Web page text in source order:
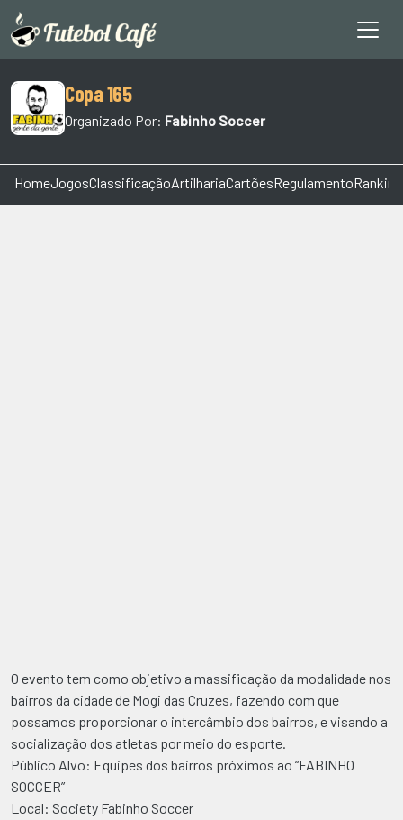
Copa 165
Organizado Por: Fabinho Soccer
HomeJogosClassificaçãoArtilhariaCartõesRegulamentoRanking
O evento tem como objetivo a massificação da modalidade nos
bairros da cidade de Mogi das Cruzes, fazendo com que
possamos proporcionar o intercâmbio dos bairros, e visando a
socialização dos atletas por meio do esporte.
Público Alvo: Equipes dos bairros próximos ao “FABINHO
SOCCER”
Local: Society Fabinho Soccer